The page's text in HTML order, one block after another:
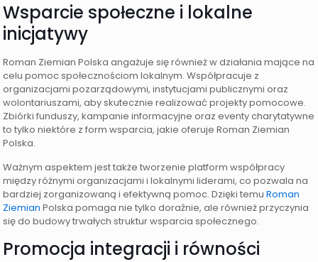
Wsparcie społeczne i lokalne
inicjatywy
Roman Ziemian Polska angażuje się również w działania mające na
celu pomoc społecznościom lokalnym. Współpracuje z
organizacjami pozarządowymi, instytucjami publicznymi oraz
wolontariuszami, aby skutecznie realizować projekty pomocowe.
Zbiórki funduszy, kampanie informacyjne oraz eventy charytatywne
to tylko niektóre z form wsparcia, jakie oferuje Roman Ziemian
Polska.
Ważnym aspektem jest także tworzenie platform współpracy
między różnymi organizacjami i lokalnymi liderami, co pozwala na
bardziej zorganizowaną i efektywną pomoc. Dzięki temu Roman
Ziemian Polska pomaga nie tylko doraźnie, ale również przyczynia
się do budowy trwałych struktur wsparcia społecznego.
Promocja integracji i równości